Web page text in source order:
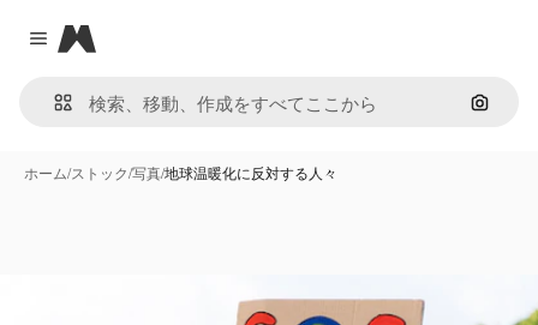
Close menu
Magnific
画像で
ホーム/ストック/写真/地球温暖化に反対する人々